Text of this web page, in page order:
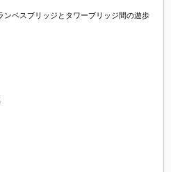
ンベスブリッジとタワーブリッジ間の遊歩